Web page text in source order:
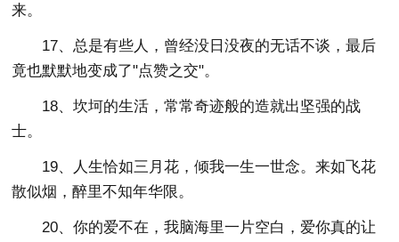
来。
17、总是有些人，曾经没日没夜的无话不谈，最后
竟也默默地变成了"点赞之交"。
18、坎坷的生活，常常奇迹般的造就出坚强的战
士。
19、人生恰如三月花，倾我一生一世念。来如飞花
散似烟，醉里不知年华限。
20、你的爱不在，我脑海里一片空白，爱你真的让